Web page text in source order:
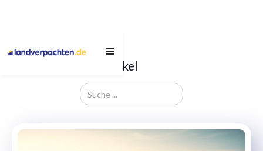
Unsere neusten Artikel